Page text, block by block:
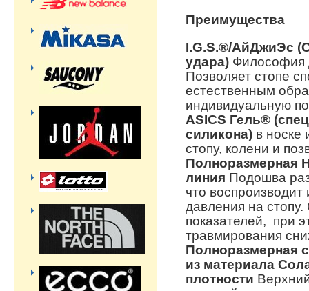
Преимущества
I.G.S.®/АйДжиЭс
удара) Философия
Позволяет стопе
естественным
индивидуальную
ASICS Гель®
силикона) в носке
стопу, колени и
Полноразмерная
линия Подошва
что
давления на
показателей, при
травмирования
Полноразмерная
из материала
плотности